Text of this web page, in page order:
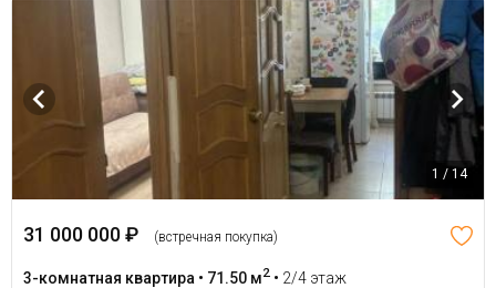
1 / 14
31 000 000 ₽ (встречная покупка)
3-комнатная квартира • 71.50 м2 • 2/4 этаж